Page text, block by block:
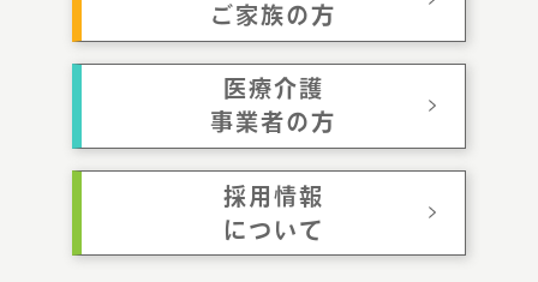
ご家族の方
医療介護
事業者の方
採用情報
について